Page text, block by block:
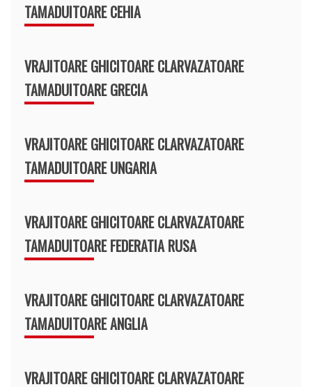
TAMADUITOARE CEHIA
VRAJITOARE GHICITOARE CLARVAZATOARE
TAMADUITOARE GRECIA
VRAJITOARE GHICITOARE CLARVAZATOARE
TAMADUITOARE UNGARIA
VRAJITOARE GHICITOARE CLARVAZATOARE
TAMADUITOARE FEDERATIA RUSA
VRAJITOARE GHICITOARE CLARVAZATOARE
TAMADUITOARE ANGLIA
VRAJITOARE GHICITOARE CLARVAZATOARE